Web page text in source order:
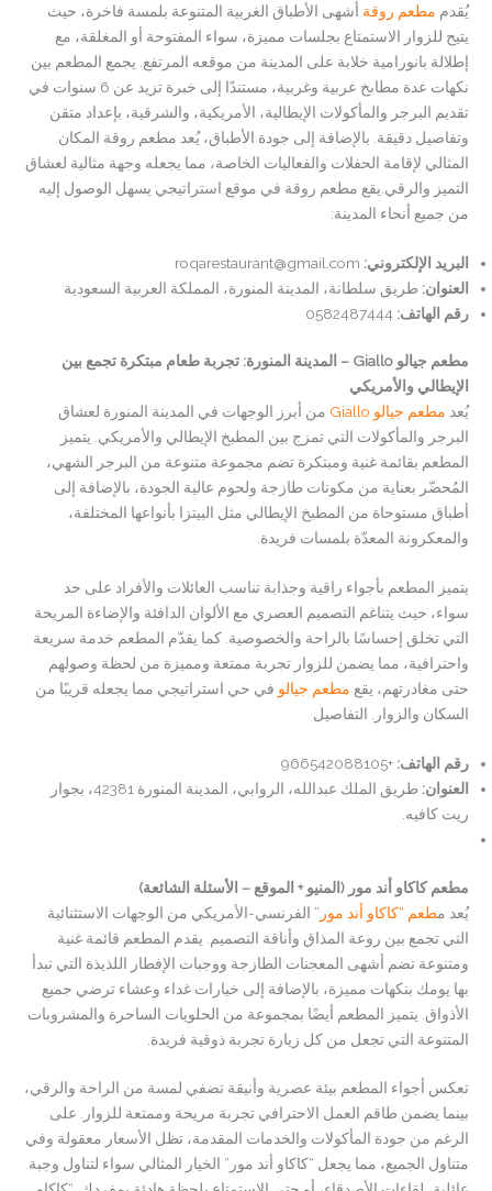
يُقدم مطعم روقة أشهى الأطباق الغربية المتنوعة بلمسة فاخرة، حيث
يتيح للزوار الاستمتاع بجلسات مميزة، سواء المفتوحة أو المغلقة، مع
إطلالة بانورامية خلابة على المدينة من موقعه المرتفع. يجمع المطعم بين
نكهات عدة مطابخ عربية وغربية، مستندًا إلى خبرة تزيد عن 6 سنوات في
تقديم البرجر والمأكولات الإيطالية، الأمريكية، والشرقية، بإعداد متقن
وتفاصيل دقيقة. بالإضافة إلى جودة الأطباق، يُعد مطعم روقة المكان
المثالي لإقامة الحفلات والفعاليات الخاصة، مما يجعله وجهة مثالية لعشاق
التميز والرقي.يقع مطعم روقة في موقع استراتيجي يسهل الوصول إليه
من جميع أنحاء المدينة:
البريد الإلكتروني:
العنوان: طريق سلطانة، المدينة المنورة، المملكة العربية السعودية
رقم الهاتف:
مطعم جيالو Giallo – المدينة المنورة: تجربة طعام مبتكرة تجمع بين
الإيطالي والأمريكي
يُعد مطعم جيالو Giallo
من أبرز الوجهات في المدينة المنورة لعشاق
البرجر والمأكولات التي تمزج بين المطبخ الإيطالي والأمريكي. يتميز
المطعم بقائمة غنية ومبتكرة تضم مجموعة متنوعة من البرجر الشهي،
المُحضّر بعناية من مكونات طازجة ولحوم عالية الجودة، بالإضافة إلى
أطباق مستوحاة من المطبخ الإيطالي مثل البيتزا بأنواعها المختلفة،
والمعكرونة المعدّة بلمسات فريدة.
يتميز المطعم بأجواء راقية وجذابة تناسب العائلات والأفراد على حد
سواء، حيث يتناغم التصميم العصري مع الألوان الدافئة والإضاءة المريحة
التي تخلق إحساسًا بالراحة والخصوصية. كما يقدّم المطعم خدمة سريعة
واحترافية، مما يضمن للزوار تجربة ممتعة ومميزة من لحظة وصولهم
حتى مغادرتهم، يقع مطعم جيالو في حي استراتيجي مما يجعله قريبًا من
السكان والزوار. التفاصيل
رقم الهاتف:
+966542088105
العنوان:
طريق الملك عبدالله، الروابي، المدينة المنورة 42381، بجوار
ريت كافيه.
مطعم كاكاو أند مور (المنيو + الموقع – الأسئلة الشائعة)
يُعد مطعم “كاكاو أند مور ” الفرنسي-الأمريكي من الوجهات الاستثنائية
التي تجمع بين روعة المذاق وأناقة التصميم. يقدم المطعم قائمة غنية
ومتنوعة تضم أشهى المعجنات الطازجة ووجبات الإفطار اللذيذة التي تبدأ
بها يومك بنكهات مميزة، بالإضافة إلى خيارات غداء وعشاء ترضي جميع
الأذواق. يتميز المطعم أيضًا بمجموعة من الحلويات الساحرة والمشروبات
المتنوعة التي تجعل من كل زيارة تجربة ذوقية فريدة.
تعكس أجواء المطعم بيئة عصرية وأنيقة تضفي لمسة من الراحة والرقي،
بينما يضمن طاقم العمل الاحترافي تجربة مريحة وممتعة للزوار. على
الرغم من جودة المأكولات والخدمات المقدمة، تظل الأسعار معقولة وفي
متناول الجميع، مما يجعل “كاكاو أند مور” الخيار المثالي سواء لتناول وجبة